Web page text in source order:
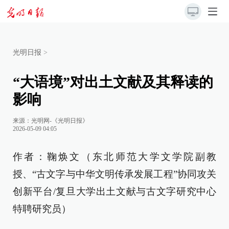
光明日报 >
“大语境”对出土文献及其释读的
影响
来源： 光明网-《光明日报》
2026-05-09 04:05
作者：鞠焕文（东北师范大学文学院副教
授、“古文字与中华文明传承发展工程”协同攻关
创新平台/复旦大学出土文献与古文字研究中心
特聘研究员）